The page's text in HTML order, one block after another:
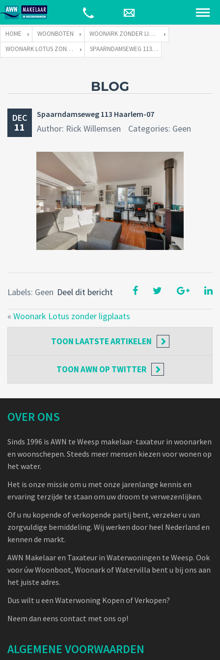
HOME WOONBOTEN
WOONARK ZONDER LIGPLAATS
WOONARK LOTUS ZONDER LIGPLAATS
SPAARNDAMSEWEG 113 HAARLEM-07
BLOG
DEC
11
Spaarndamseweg 113 Haarlem-07
Author: Rick Willemsen Categories: Geen
Deel dit bericht
Labels: Geen
« Woonark Lotus zonder ligplaats
TOON LAATSTE ARTIKELEN
TOONAWN OP TWITTER
OVER ONS
Sinds 1996 is AWN te Weesp makelaar-taxateur in woonarken
en woonschepen. Steeds meer mensen kiezen voor wonen op
het water.
Het is onze missie om u met onze jarenlange kennis en
ervaring terzijde te staan om uw droom te verwezenlijken.
Of u nu kopende of verkopende partij bent, verzeker u van
zorgvuldige bemiddeling. Wij werken door heel Nederland en
kennen de markt.
AWN Makelaar en Taxateur in Waterwoningen te Weesp. Ook
voor úw Woonboot, Woonark of Watervilla bent u bij ons aan
het juiste adres.
Dus wilt u een Waterwoning Kopen of Verkopen?
Neem dan eens contact met ons op!
ALGEMENE VOORWAARDEN